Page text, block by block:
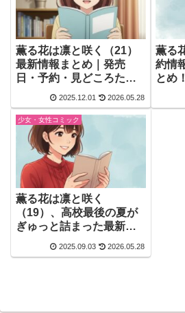
薫る花は凛と咲く（21）
最新情報まとめ｜発売
日・予約・見どころたっ
2025.12.01 2026.05.28
薫る
約情
とめ
少女・女性コミック
薫る花は凛と咲く
（19）、高校最後の夏が
ぎゅっと詰まった最新
2025.09.03 2026.05.28